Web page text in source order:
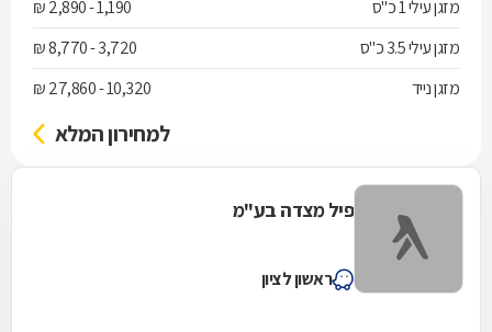
מזגן עילי 1 כ"ס
1,190 - 2,890 ₪
מזגן עילי 3.5 כ"ס
3,720 - 8,770 ₪
מזגן נייד
10,320 - 27,860 ₪
למחירון המלא
פיל מצדה בע"מ
ראשון לציון